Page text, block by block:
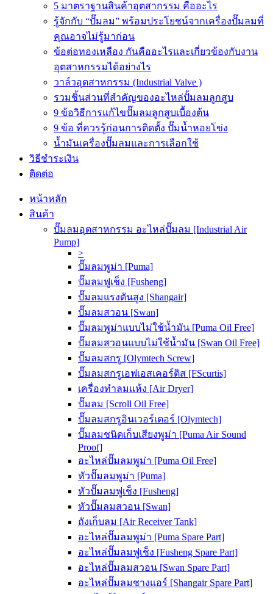
5 มาตราฐานสินค้าอุตสากรรม คืออะไร
รู้จักกับ “ปั๊มลม” พร้อมประโยชน์จากเครื่องปั๊มลมที่
คุณอาจไม่รู้มาก่อน
ข้อต่อทองเหลือง กันคืออะไรและเกี่ยวข้องกับงาน
อุตสาหกรรมได้อย่างไร
วาล์วอุตสาหกรรม (Industrial Valve )
รวมชิ้นส่วนที่สำคัญของอะไหล่ปั้มลมลูกสูบ
9 ข้อวิธีการแก้ไขปั๊มลมลูกสูบเบื้องต้น
9 ข้อ ที่ควรรู้ก่อนการติดตั้ง ปั๊มน้ำหอยโข่ง
น้ำมันเครื่องปั๊มลมและการเลือกใช้
วิธีชำระเงิน
ติดต่อ
หน้าหลัก
สินค้า
ปั๊มลมอุตสาหกรรม อะไหล่ปั๊มลม [Industrial Air
Pump]
>
ปั๊มลมพูม่า [Puma]
ปั๊มลมฟูเช็ง [Fusheng]
ปั๊มลมแรงดันสูง [Shangair]
ปั๊มลมสวอน [Swan]
ปั๊มลมพูม่าแบบไม่ใช้น้ำมัน [Puma Oil Free]
ปั๊มลมสวอนแบบไม่ใช้น้ำมัน [Swan Oil Free]
ปั๊มลมสกรู [Olymtech Screw]
ปั๊มลมสกรูเอฟเอสเคอร์ติส [FScurtis]
เครื่องทำลมแห้ง [Air Dryer]
ปั๊มลม [Scroll Oil Free]
ปั๊มลมสกรูอินเวอร์เตอร์ [Olymtech]
ปั๊มลมชนิดเก็บเสียงพูม่า [Puma Air Sound
Proof]
อะไหล่ปั๊มลมพูม่า [Puma Oil Free]
หัวปั๊มลมพูม่า [Puma]
หัวปั๊มลมฟูเช็ง [Fusheng]
หัวปั๊มลมสวอน [Swan]
ถังเก็บลม [Air Receiver Tank]
อะไหล่ปั๊มลมพูม่า [Puma Spare Part]
อะไหล่ปั๊มลมฟูเช็ง [Fusheng Spare Part]
อะไหล่ปั๊มลมสวอน [Swan Spare Part]
อะไหล่ปั๊มลมชางแอร์ [Shangair Spare Part]